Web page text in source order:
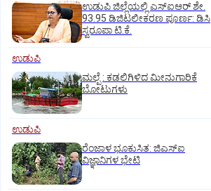
ಉಡುಪಿ ಜಿಲ್ಲೆಯಲ್ಲಿ ಎಸ್‌ಐಆರ್‌ ಶೇ.
93.95 ಡಿಜಿಟಲೀಕರಣ ಪೂರ್ಣ: ಡಿಸಿ
ಸ್ವರೂಪಾ ಟಿ.ಕೆ.
ಉಡುಪಿ
ಮಲ್ಪೆ : ಕಡಲಿಗಿಳಿದ ಮೀನುಗಾರಿಕೆ
ಬೋಟುಗಳು
ಉಡುಪಿ
ರೆಂಜಾಳ ಭೂಕುಸಿತ: ಜಿಎಸ್‌ಐ
ವಿಜ್ಞಾನಿಗಳ ಭೇಟಿ